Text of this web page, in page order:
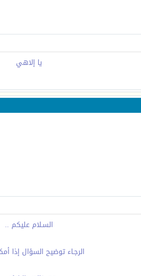
يا إلاهي
السـلام عليكم ..
الرجـاء توضيح السؤال إذا